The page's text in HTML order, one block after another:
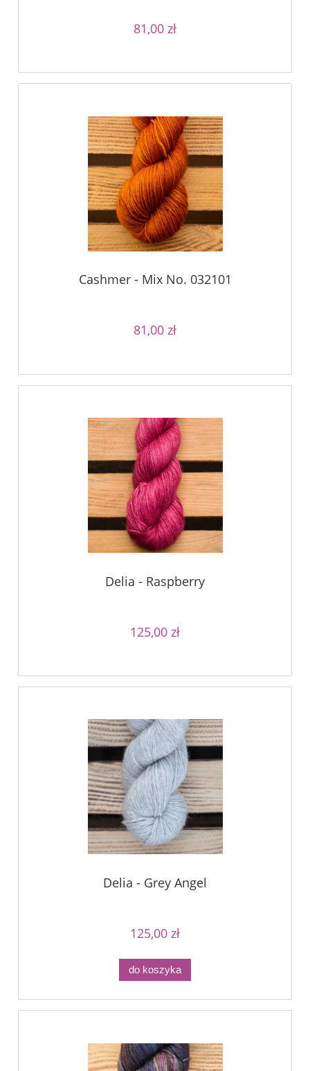
81,00 zł
Cashmer - Mix No. 032101
81,00 zł
Delia - Raspberry
125,00 zł
Delia - Grey Angel
125,00 zł
do koszyka